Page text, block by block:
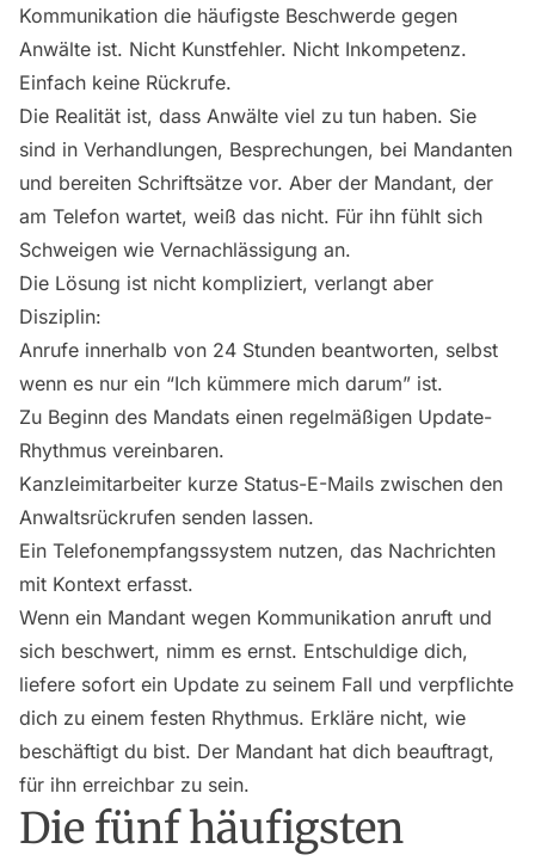
Kommunikation die häufigste Beschwerde gegen
Anwälte ist. Nicht Kunstfehler. Nicht Inkompetenz.
Einfach keine Rückrufe.
Die Realität ist, dass Anwälte viel zu tun haben. Sie
sind in Verhandlungen, Besprechungen, bei Mandanten
und bereiten Schriftsätze vor. Aber der Mandant, der
am Telefon wartet, weiß das nicht. Für ihn fühlt sich
Schweigen wie Vernachlässigung an.
Die Lösung ist nicht kompliziert, verlangt aber
Disziplin:
Anrufe innerhalb von 24 Stunden beantworten, selbst
wenn es nur ein “Ich kümmere mich darum” ist.
Zu Beginn des Mandats einen regelmäßigen Update-
Rhythmus vereinbaren.
Kanzleimitarbeiter kurze Status-E-Mails zwischen den
Anwaltsrückrufen senden lassen.
Ein Telefonempfangssystem nutzen, das Nachrichten
mit Kontext erfasst.
Wenn ein Mandant wegen Kommunikation anruft und
sich beschwert, nimm es ernst. Entschuldige dich,
liefere sofort ein Update zu seinem Fall und verpflichte
dich zu einem festen Rhythmus. Erkläre nicht, wie
beschäftigt du bist. Der Mandant hat dich beauftragt,
für ihn erreichbar zu sein.
Die fünf häufigsten